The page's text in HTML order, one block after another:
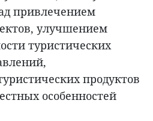
привлечением
улучшением
туристических
продуктов
особенностей